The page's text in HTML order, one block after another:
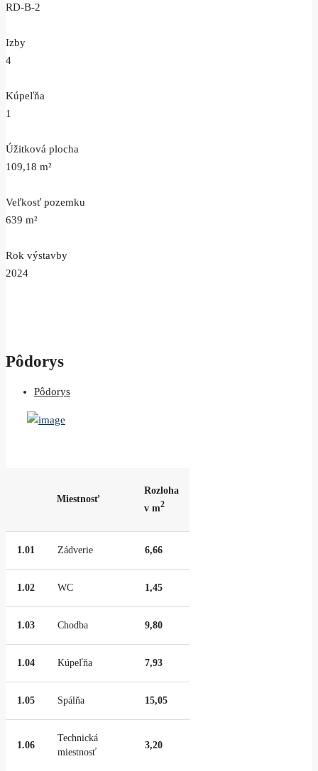
RD-B-2
Izby
4
Kúpeľňa
1
Úžitková plocha
109,18 m²
Veľkosť pozemku
639 m²
Rok výstavby
2024
Pôdorys
Pôdorys
Miestnosť
Rozloha
v m2
1.01 Zádverie 6,66
1.02 WC 1,45
1.03 Chodba 9,80
1.04 Kúpeľňa 7,93
1.05 Spálňa 15,05
1.06
Technická
miestnosť
3,20